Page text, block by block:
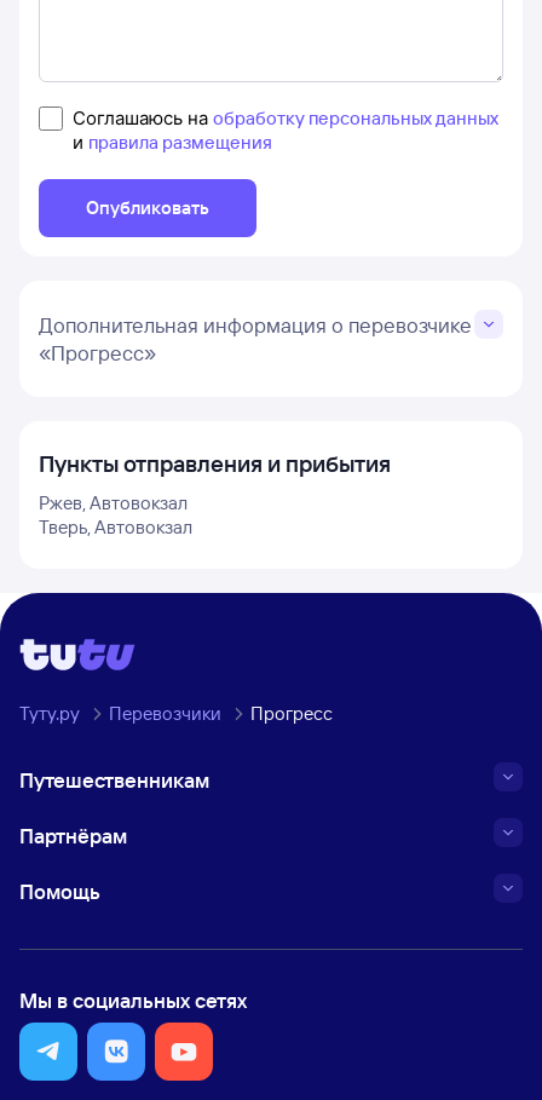
Соглашаюсь на обработку персональных данных
и правила размещения
Опубликовать
Дополнительная информация о перевозчике
«Прогресс»
Пункты отправления и прибытия
Ржев, Автовокзал
Тверь, Автовокзал
Туту.ру Перевозчики Прогресс
Путешественникам
Партнёрам
Помощь
Мы в социальных сетях